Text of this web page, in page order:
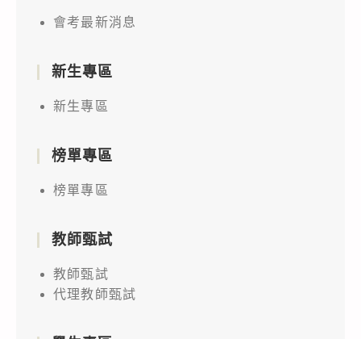
會考最新消息
新生專區
新生專區
榜單專區
榜單專區
教師甄試
教師甄試
代理教師甄試